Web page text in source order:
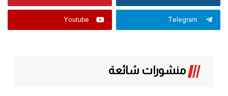
Telegram
Youtube
منشورات شائعة